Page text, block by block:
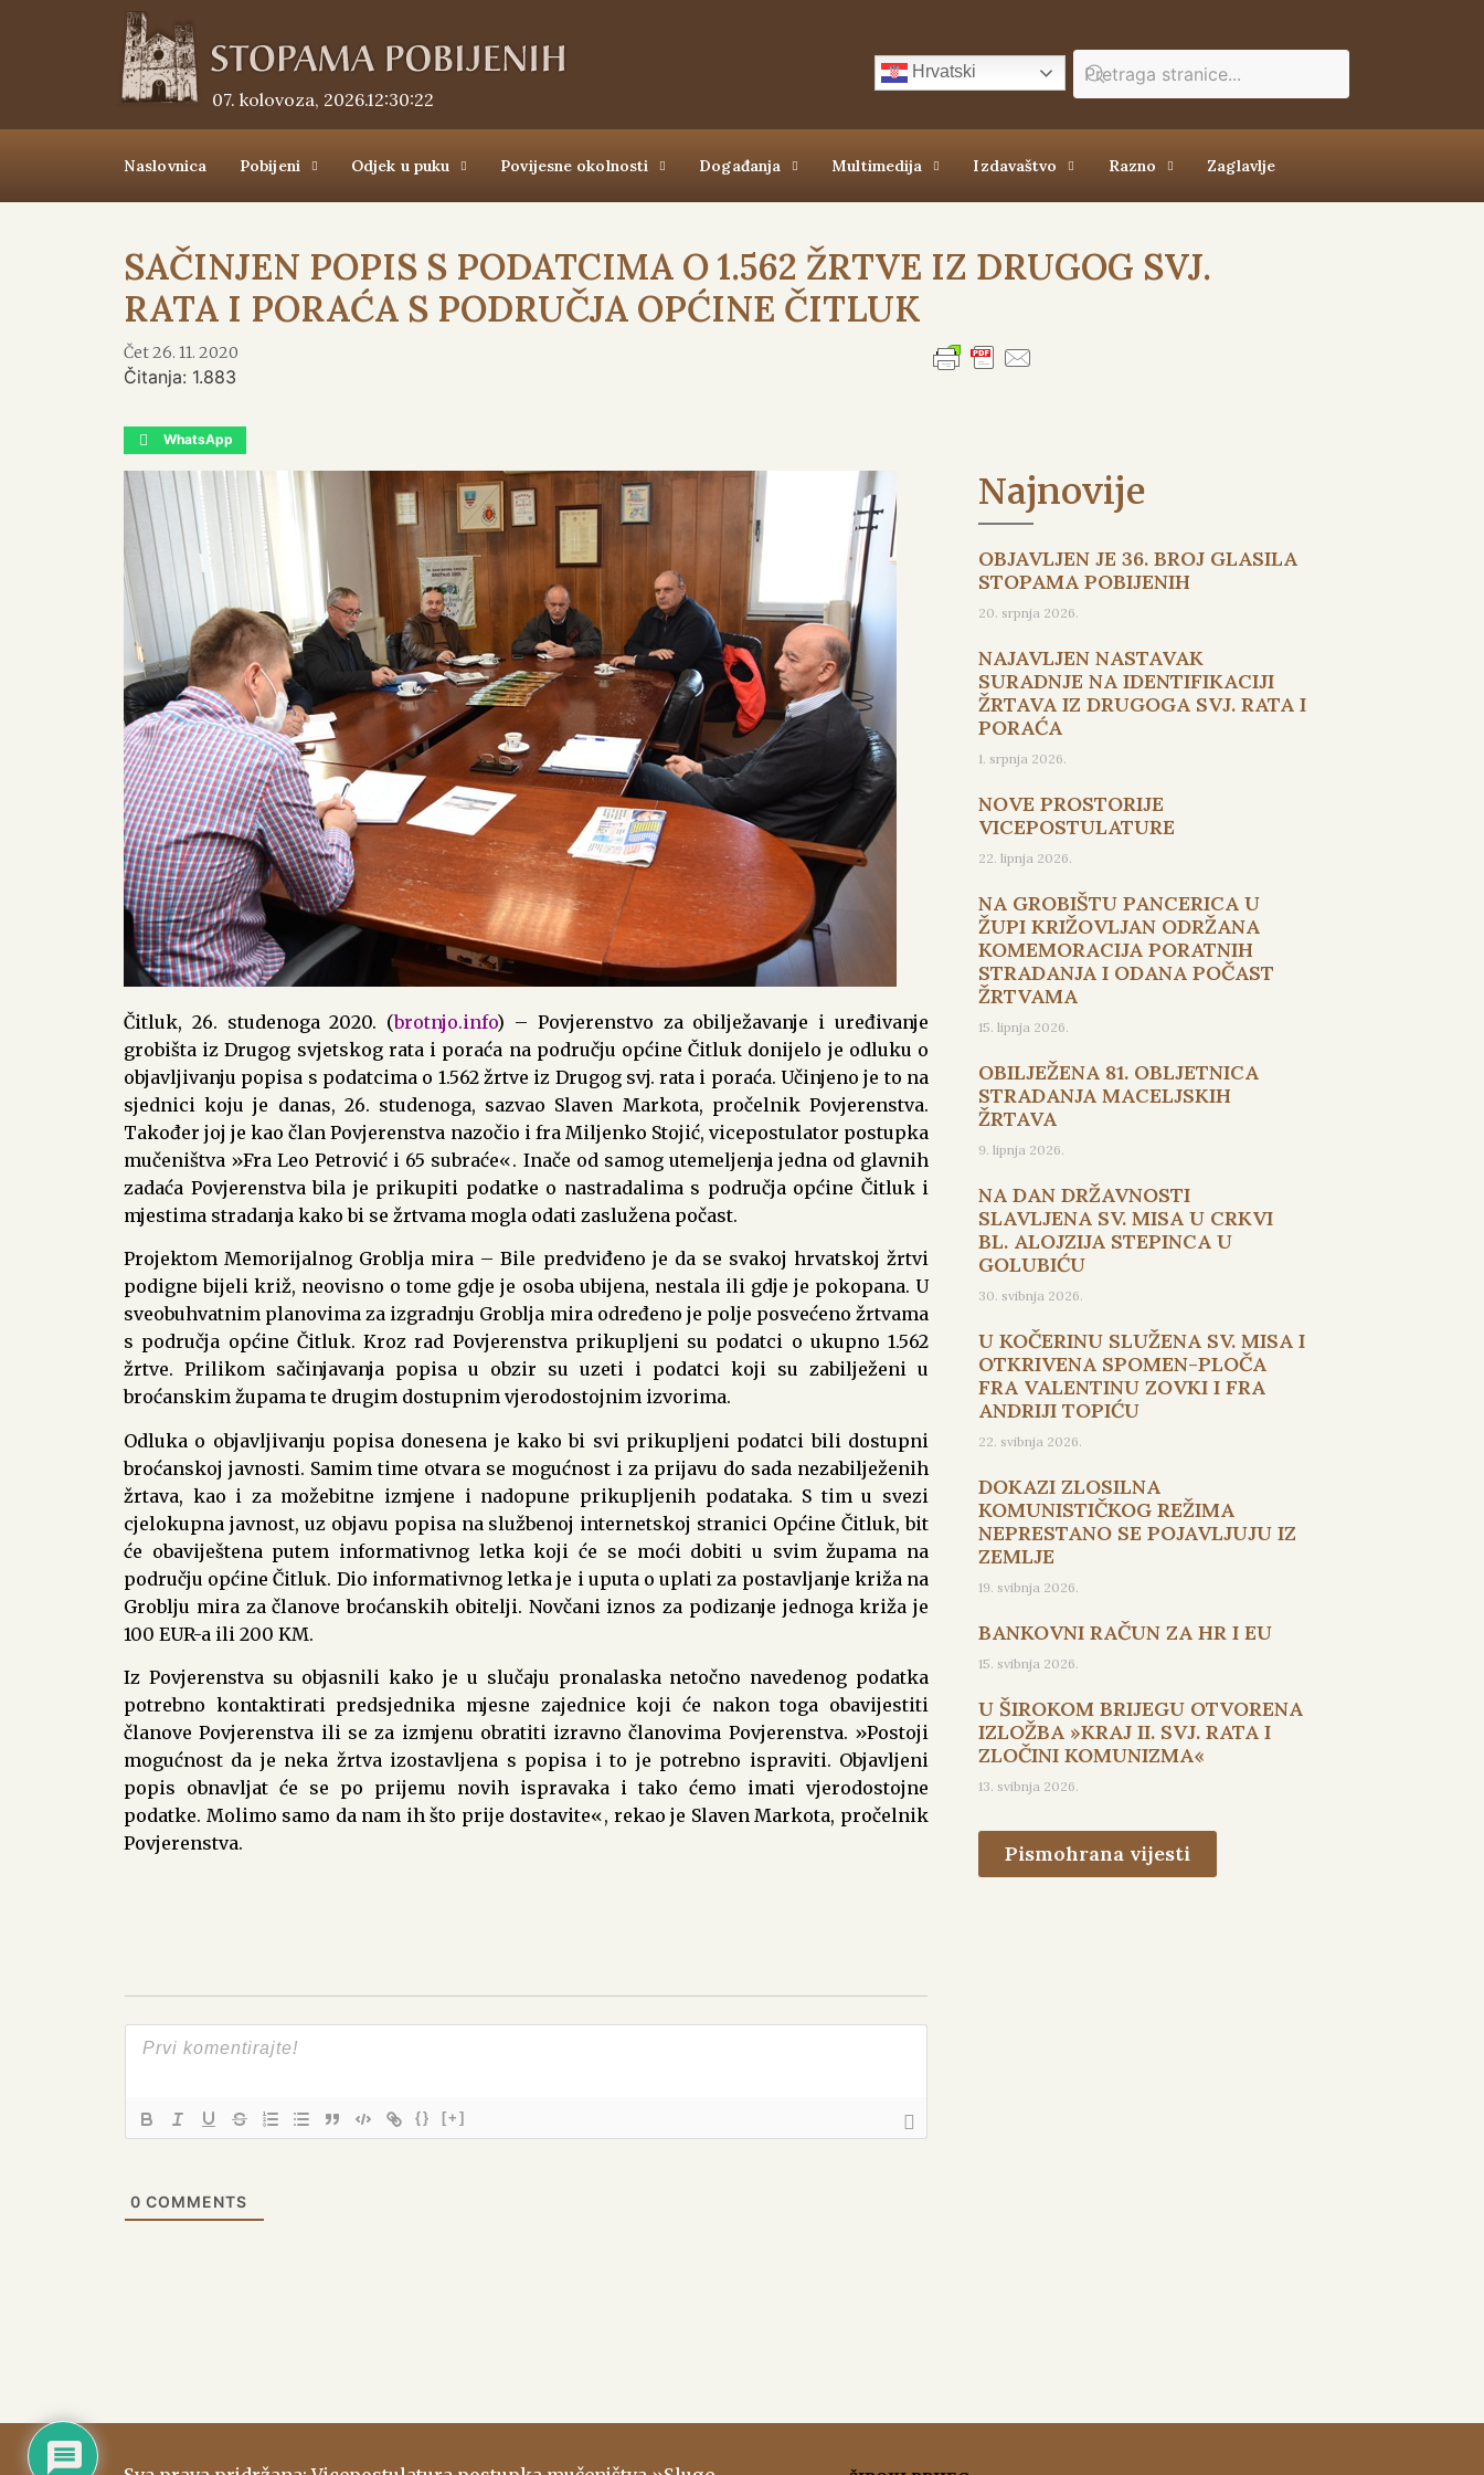
Hrvatski
07. kolovoza, 2026.12:30:23
Naslovnica Pobijeni Odjek u puku Povijesne okolnosti Događanja Multimedija Izdavaštvo Razno Zaglavlje
SAČINJEN POPIS S PODATCIMA O 1.562 ŽRTVE IZ DRUGOG SVJ.
RATA I PORAĆA S PODRUČJA OPĆINE ČITLUK
Čet 26. 11. 2020
Čitanja: 1.883
WhatsApp
Čitluk, 26. studenoga 2020. (brotnjo.info) – Povjerenstvo za obilježavanje i uređivanje
grobišta iz Drugog svjetskog rata i poraća na području općine Čitluk donijelo je odluku o
objavljivanju popisa s podatcima o 1.562 žrtve iz Drugog svj. rata i poraća. Učinjeno je to na
sjednici koju je danas, 26. studenoga, sazvao Slaven Markota, pročelnik Povjerenstva.
Također joj je kao član Povjerenstva nazočio i fra Miljenko Stojić, vicepostulator postupka
mučeništva »Fra Leo Petrović i 65 subraće«. Inače od samog utemeljenja jedna od glavnih
zadaća Povjerenstva bila je prikupiti podatke o nastradalima s područja općine Čitluk i
mjestima stradanja kako bi se žrtvama mogla odati zaslužena počast.
Projektom Memorijalnog Groblja mira – Bile predviđeno je da se svakoj hrvatskoj žrtvi
podigne bijeli križ, neovisno o tome gdje je osoba ubijena, nestala ili gdje je pokopana. U
sveobuhvatnim planovima za izgradnju Groblja mira određeno je polje posvećeno žrtvama
s područja općine Čitluk. Kroz rad Povjerenstva prikupljeni su podatci o ukupno 1.562
žrtve. Prilikom sačinjavanja popisa u obzir su uzeti i podatci koji su zabilježeni u
broćanskim župama te drugim dostupnim vjerodostojnim izvorima.
Odluka o objavljivanju popisa donesena je kako bi svi prikupljeni podatci bili dostupni
broćanskoj javnosti. Samim time otvara se mogućnost i za prijavu do sada nezabilježenih
žrtava, kao i za možebitne izmjene i nadopune prikupljenih podataka. S tim u svezi
cjelokupna javnost, uz objavu popisa na službenoj internetskoj stranici Općine Čitluk, bit
će obaviještena putem informativnog letka koji će se moći dobiti u svim župama na
području općine Čitluk. Dio informativnog letka je i uputa o uplati za postavljanje križa na
Groblju mira za članove broćanskih obitelji. Novčani iznos za podizanje jednoga križa je
100 EUR-a ili 200 KM.
Iz Povjerenstva su objasnili kako je u slučaju pronalaska netočno navedenog podatka
potrebno kontaktirati predsjednika mjesne zajednice koji će nakon toga obavijestiti
članove Povjerenstva ili se za izmjenu obratiti izravno članovima Povjerenstva. »Postoji
mogućnost da je neka žrtva izostavljena s popisa i to je potrebno ispraviti. Objavljeni
popis obnavljat će se po prijemu novih ispravaka i tako ćemo imati vjerodostojne
podatke. Molimo samo da nam ih što prije dostavite«, rekao je Slaven Markota, pročelnik
Povjerenstva.
{} [+]
0 COMMENTS
Najnovije
OBJAVLJEN JE 36. BROJ GLASILA
STOPAMA POBIJENIH
20. srpnja 2026.
NAJAVLJEN NASTAVAK
SURADNJE NA IDENTIFIKACIJI
ŽRTAVA IZ DRUGOGA SVJ. RATA I
PORAĆA
1. srpnja 2026.
NOVE PROSTORIJE
VICEPOSTULATURE
22. lipnja 2026.
NA GROBIŠTU PANCERICA U
ŽUPI KRIŽOVLJAN ODRŽANA
KOMEMORACIJA PORATNIH
STRADANJA I ODANA POČAST
ŽRTVAMA
15. lipnja 2026.
OBILJEŽENA 81. OBLJETNICA
STRADANJA MACELJSKIH
ŽRTAVA
9. lipnja 2026.
NA DAN DRŽAVNOSTI
SLAVLJENA SV. MISA U CRKVI
BL. ALOJZIJA STEPINCA U
GOLUBIĆU
30. svibnja 2026.
U KOČERINU SLUŽENA SV. MISA I
OTKRIVENA SPOMEN-PLOČA
FRA VALENTINU ZOVKI I FRA
ANDRIJI TOPIĆU
22. svibnja 2026.
DOKAZI ZLOSILNA
KOMUNISTIČKOG REŽIMA
NEPRESTANO SE POJAVLJUJU IZ
ZEMLJE
19. svibnja 2026.
BANKOVNI RAČUN ZA HR I EU
15. svibnja 2026.
U ŠIROKOM BRIJEGU OTVORENA
IZLOŽBA »KRAJ II. SVJ. RATA I
ZLOČINI KOMUNIZMA«
13. svibnja 2026.
Pismohrana vijesti